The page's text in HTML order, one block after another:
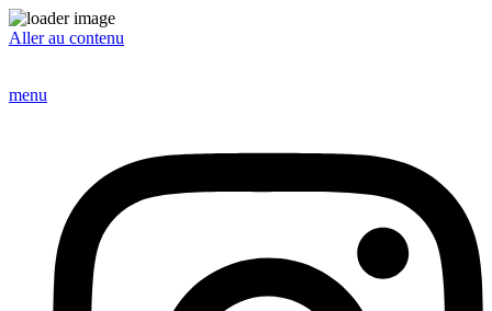
Aller au contenu
menu